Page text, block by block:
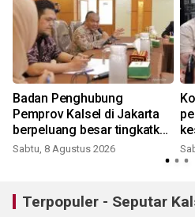
Badan Penghubung
Pemprov Kalsel di Jakarta
berpeluang besar tingkatkan
penerimaan daerah
Sabtu, 8 Agustus 2026
Terpopuler - Seputar